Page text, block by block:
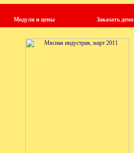
Модули и цены Заказать демо